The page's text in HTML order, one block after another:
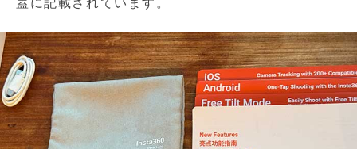
蓋に記載されています。